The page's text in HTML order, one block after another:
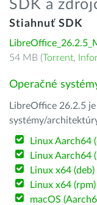
SDK a
Stiahnuť SDK
54 MB (Torrent,
Operačné
LibreOffice 26.2.5
systémy/
Linux Aarch64
Linux Aarch64
Linux x64 (deb)
Linux x64 (rpm)
macOS